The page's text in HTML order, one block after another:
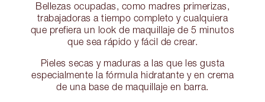
Bellezas ocupadas, como madres primerizas,
trabajadoras a tiempo completo y cualquiera
que prefiera un look de maquillaje de 5 minutos
que sea rápido y fácil de crear.
Pieles secas y maduras a las que les gusta
especialmente la fórmula hidratante y en crema
de una base de maquillaje en barra.